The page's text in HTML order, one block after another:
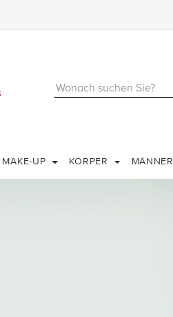
MAKE-UP KÖRPER MÄNNER